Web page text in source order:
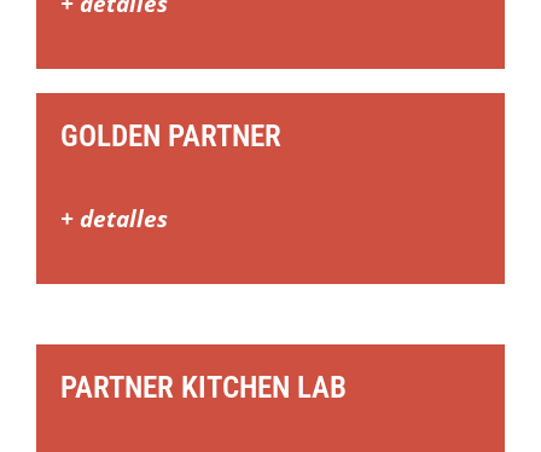
GOLDEN PARTNER
+ detalles
PARTNER KITCHEN LAB